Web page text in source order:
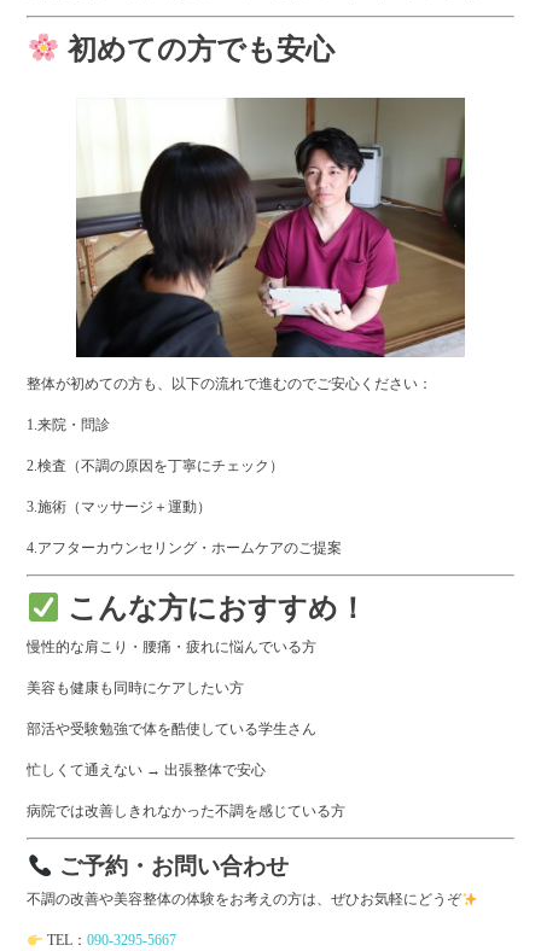
初めての方でも安心
整体が初めての方も、以下の流れで進むのでご安心ください：
1.来院・問診
2.検査（不調の原因を丁寧にチェック）
3.施術（マッサージ＋運動）
4.アフターカウンセリング・ホームケアのご提案
こんな方におすすめ！
慢性的な肩こり・腰痛・疲れに悩んでいる方
美容も健康も同時にケアしたい方
部活や受験勉強で体を酷使している学生さん
忙しくて通えない → 出張整体で安心
病院では改善しきれなかった不調を感じている方
ご予約・お問い合わせ
不調の改善や美容整体の体験をお考えの方は、ぜひお気軽にどうぞ
TEL：090-3295-5667